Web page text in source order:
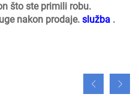
što ste primili robu.
nakon prodaje. služba .